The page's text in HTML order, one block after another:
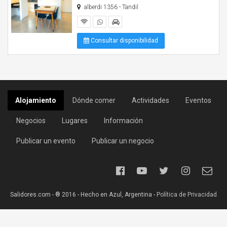
alberdi 1356 - Tandil
Consultar disponibilidad
Alojamiento Dónde comer Actividades Eventos
Negocios Lugares Información
Publicar un evento Publicar un negocio
Salidores.com - ® 2016 - Hecho en Azul, Argentina - Política de Privacidad